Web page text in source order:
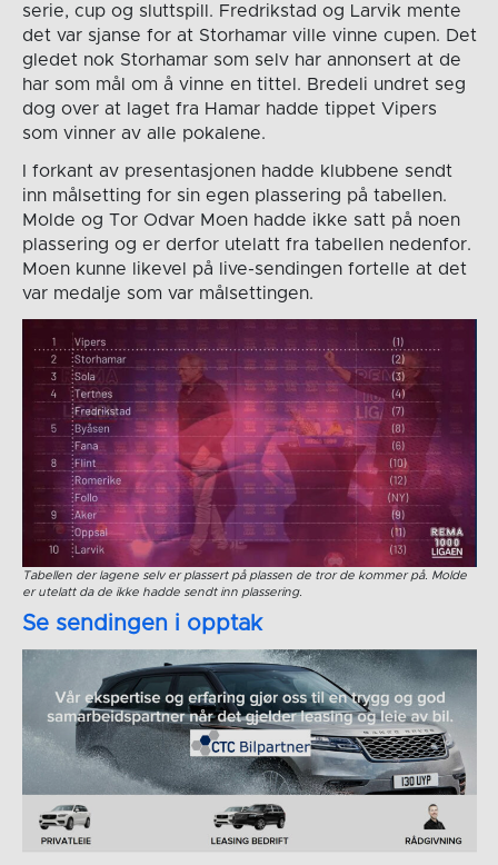
serie, cup og sluttspill. Fredrikstad og Larvik mente
det var sjanse for at Storhamar ville vinne cupen. Det
gledet nok Storhamar som selv har annonsert at de
har som mål om å vinne en tittel. Bredeli undret seg
dog over at laget fra Hamar hadde tippet Vipers
som vinner av alle pokalene.
I forkant av presentasjonen hadde klubbene sendt
inn målsetting for sin egen plassering på tabellen.
Molde og Tor Odvar Moen hadde ikke satt på noen
plassering og er derfor utelatt fra tabellen nedenfor.
Moen kunne likevel på live-sendingen fortelle at det
var medalje som var målsettingen.
Tabellen der lagene selv er plassert på plassen de tror de kommer på. Molde
er utelatt da de ikke hadde sendt inn plassering.
Se sendingen i opptak